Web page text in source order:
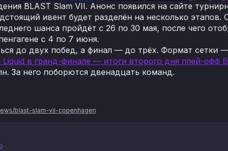
BLAST Slam VII. Анонс появился на сайте
ивент будет разделён на несколько этапов.
шанса пройдёт с 26 по 30 мая, после чего
с 4 по 7 июня.
до двух побед, а финал — до трёх. Формат сетки
Liquid в гранд-финале — итоги второго дня плей-офф
За него поборются двенадцать команд.
blast-slam-vii-copenhagen